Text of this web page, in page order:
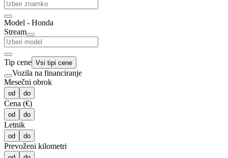
Model - Honda
Stream
Tip cene Vsi tipi cene
Vozila na financiranje
Mesečni obrok
od do
Cena (€)
od do
Letnik
od do
Prevoženi kilometri